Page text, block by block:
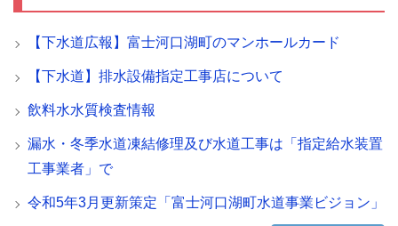
【下水道広報】富士河口湖町のマンホールカード
【下水道】排水設備指定工事店について
飲料水水質検査情報
漏水・冬季水道凍結修理及び水道工事は「指定給水装置
工事業者」で
令和5年3月更新策定「富士河口湖町水道事業ビジョン」